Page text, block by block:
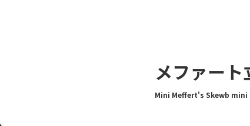
メファー
Mini Meffert's Skewb mini